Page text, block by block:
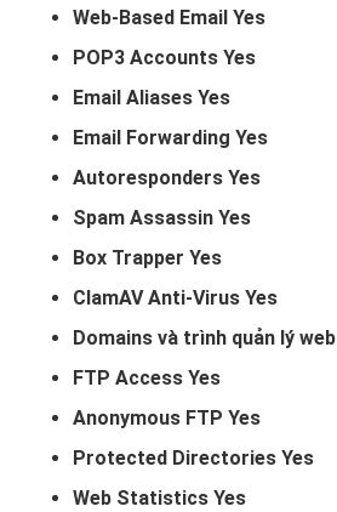
Web-Based Email Yes
POP3 Accounts Yes
Email Aliases Yes
Email Forwarding Yes
Autoresponders Yes
Spam Assassin Yes
Box Trapper Yes
ClamAV Anti-Virus Yes
Domains và trình quản lý web
FTP Access Yes
Anonymous FTP Yes
Protected Directories Yes
Web Statistics Yes